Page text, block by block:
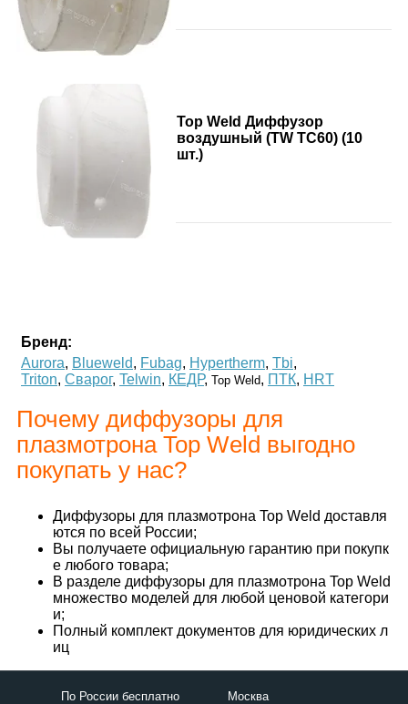
Top Weld Диффузор
воздушный (TW TC60) (10
шт.)
Бренд:
Aurora, Blueweld, Fubag, Hypertherm, Tbi,
Triton, Сварог, Telwin, КЕДР, Top Weld, ПТК, HRT
Почему диффузоры для
плазмотрона Top Weld выгодно
покупать у нас?
Диффузоры для плазмотрона Top Weld доставля
ются по всей России;
Вы получаете официальную гарантию при покупк
е любого товара;
В разделе диффузоры для плазмотрона Top Weld
множество моделей для любой ценовой категори
и;
Полный комплект документов для юридических л
иц
По России бесплатно Москва